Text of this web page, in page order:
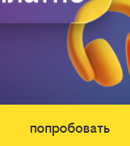
попробовать